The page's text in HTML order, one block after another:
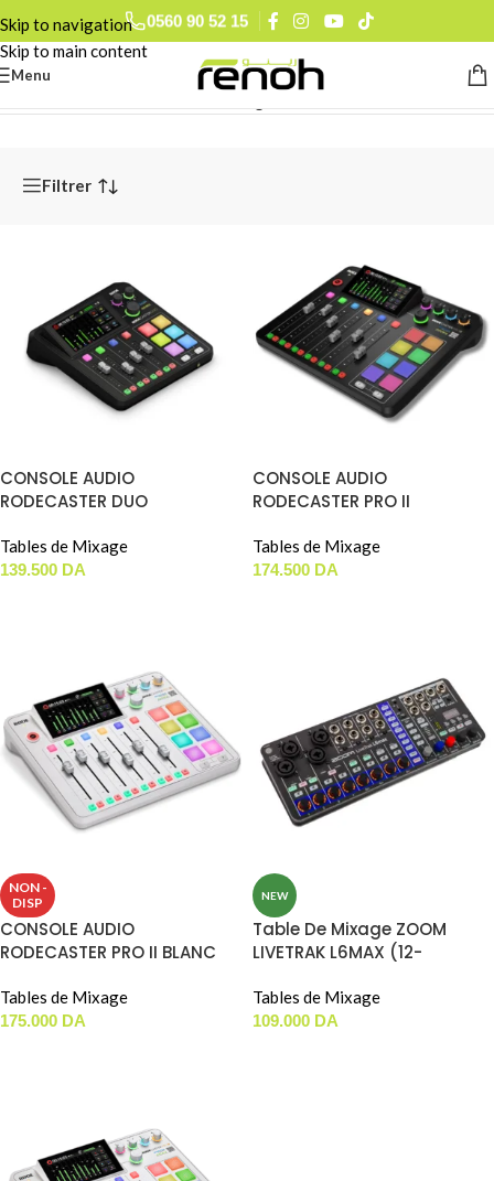
Skip to navigation
Skip to main content
0560 90 52 15
Menu
Filtrer
CONSOLE AUDIO
RODECASTER DUO
Tables de Mixage
139.500 DA
CONSOLE AUDIO
RODECASTER PRO II
Tables de Mixage
174.500 DA
NON -
DISP
CONSOLE AUDIO
RODECASTER PRO II BLANC
Tables de Mixage
175.000 DA
NEW
Table De Mixage ZOOM
LIVETRAK L6MAX (12-
Tables de Mixage
109.000 DA